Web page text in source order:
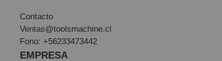
Contacto
Ventas@toolsmachine.cl
Fono: +56233473442
EMPRESA